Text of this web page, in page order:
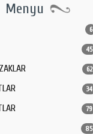
Menyu
6
45
62
34
79
85